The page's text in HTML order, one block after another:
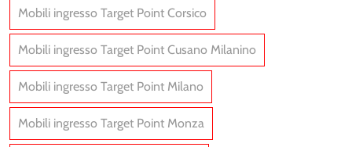
Mobili ingresso Target Point Corsico
Mobili ingresso Target Point Cusano Milanino
Mobili ingresso Target Point Milano
Mobili ingresso Target Point Monza